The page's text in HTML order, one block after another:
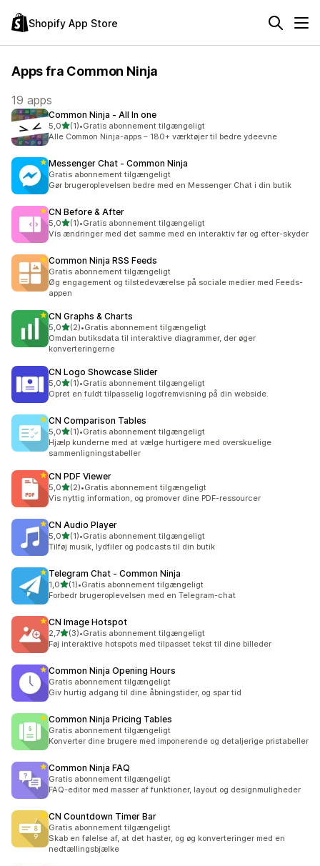
Shopify App Store
Apps fra Common Ninja
19 apps
Common Ninja ‑ All In one
5,0ud af 5 stjerner
(1)
1 anmeldelser i alt
•Gratis abonnement tilgængeligt
Alle Common Ninja-apps – 180+ værktøjer til bedre ydeevne
Messenger Chat ‑ Common Ninja
Gratis abonnement tilgængeligt
Gør brugeroplevelsen bedre med en Messenger Chat i din butik
CN Before & After
5,0ud af 5 stjerner
(1)
1 anmeldelser i alt
•Gratis abonnement tilgængeligt
Vis ændringer med det samme med en interaktiv før og efter-skyder
Common Ninja RSS Feeds
Gratis abonnement tilgængeligt
Øg engagement og tilstedeværelse på sociale medier med Feeds-
appen
CN Graphs & Charts
5,0ud af 5 stjerner
(2)
2 anmeldelser i alt
•Gratis abonnement tilgængeligt
Omdan butiksdata til interaktive diagrammer, der øger
konverteringerne
CN Logo Showcase Slider
5,0ud af 5 stjerner
(1)
1 anmeldelser i alt
•Gratis abonnement tilgængeligt
Opret en fuldt tilpasselig logofremvisning på din webside.
CN Comparison Tables
5,0ud af 5 stjerner
(1)
1 anmeldelser i alt
•Gratis abonnement tilgængeligt
Hjælp kunderne med at vælge hurtigere med overskuelige
sammenligningstabeller
CN PDF Viewer
5,0ud af 5 stjerner
(2)
2 anmeldelser i alt
•Gratis abonnement tilgængeligt
Vis nyttig information, og promover dine PDF-ressourcer
CN Audio Player
5,0ud af 5 stjerner
(1)
1 anmeldelser i alt
•Gratis abonnement tilgængeligt
Tilføj musik, lydfiler og podcasts til din butik
Telegram Chat ‑ Common Ninja
1,0ud af 5 stjerner
(1)
1 anmeldelser i alt
•Gratis abonnement tilgængeligt
Forbedr brugeroplevelsen med en Telegram-chat
CN Image Hotspot
2,7ud af 5 stjerner
(3)
3 anmeldelser i alt
•Gratis abonnement tilgængeligt
Føj interaktive hotspots med tilpasset tekst til dine billeder
Common Ninja Opening Hours
Gratis abonnement tilgængeligt
Giv hurtig adgang til dine åbningstider, og spar tid
Common Ninja Pricing Tables
Gratis abonnement tilgængeligt
Konverter dine brugere med imponerende og detaljerige pristabeller
Common Ninja FAQ
Gratis abonnement tilgængeligt
FAQ-editor med masser af funktioner, layout og designmuligheder
CN Countdown Timer Bar
Gratis abonnement tilgængeligt
Skab en følelse af, at det haster, og øg konverteringer med en
nedtællingsbjælke